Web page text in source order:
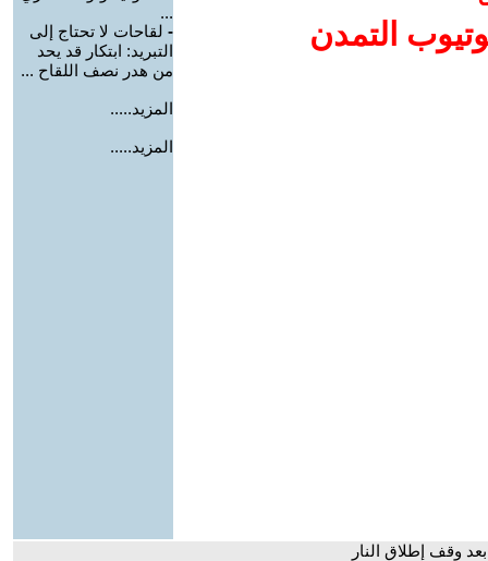
التمدن
...
- لقاحات لا تحتاج إلى
التبريد: ابتكار قد يحد
من هدر نصف اللقاح ...
المزيد.....
المزيد.....
وقف إطلاق النار